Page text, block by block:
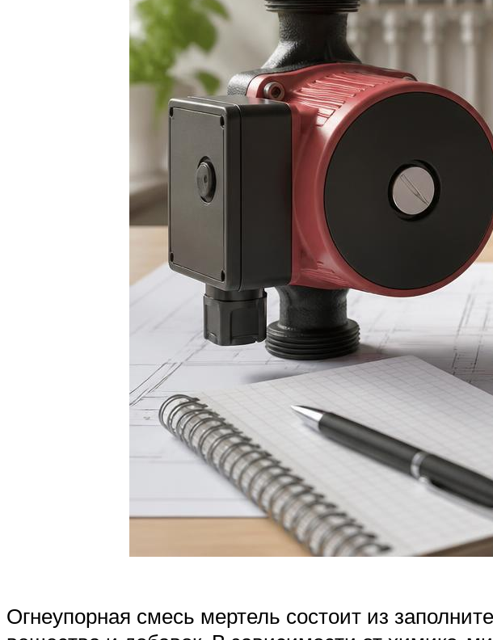
Огнеупорная смесь мертель состоит из